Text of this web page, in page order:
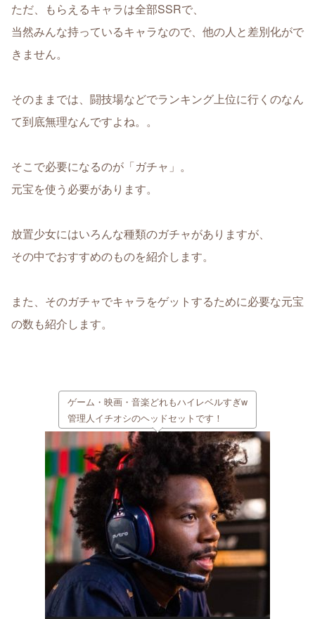
ただ、もらえるキャラは全部SSRで、
当然みんな持っているキャラなので、他の人と差別化がで
きません。
そのままでは、闘技場などでランキング上位に行くのなん
て到底無理なんですよね。。
そこで必要になるのが「ガチャ」。
元宝を使う必要があります。
放置少女にはいろんな種類のガチャがありますが、
その中でおすすめのものを紹介します。
また、そのガチャでキャラをゲットするために必要な元宝
の数も紹介します。
ゲーム・映画・音楽どれもハイレベルすぎw
管理人イチオシのヘッドセットです！